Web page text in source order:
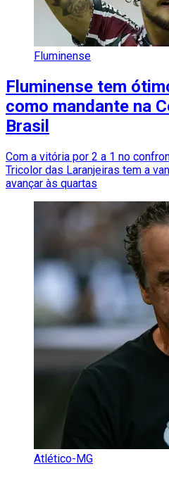
Fluminense
Fluminense tem
como mandante na
Brasil
Com a vitória por 2 a 1 no
Tricolor das Laranjeiras tem a
avançar às quartas
Atlético-MG